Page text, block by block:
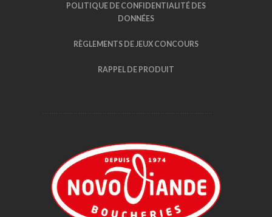
POLITIQUE DE CONFIDENTIALITÉ DES
DONNÉES
RÈGLEMENTS DE JEUX CONCOURS
RAPPEL DE PRODUIT